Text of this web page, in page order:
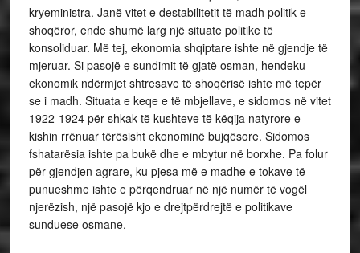
kryeministra. Janë vitet e destabilitetit të madh politik e
shoqëror, ende shumë larg një situate politike të
konsoliduar. Më tej, ekonomia shqiptare ishte në gjendje të
mjeruar. Si pasojë e sundimit të gjatë osman, hendeku
ekonomik ndërmjet shtresave të shoqërisë ishte më tepër
se i madh. Situata e keqe e të mbjellave, e sidomos në vitet
1922-1924 për shkak të kushteve të këqija natyrore e
kishin rrënuar tërësisht ekonominë bujqësore. Sidomos
fshatarësia ishte pa bukë dhe e mbytur në borxhe. Pa folur
për gjendjen agrare, ku pjesa më e madhe e tokave të
punueshme ishte e përqendruar në një numër të vogël
njerëzish, një pasojë kjo e drejtpërdrejtë e politikave
sunduese osmane.